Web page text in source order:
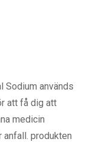
Sodium används
att få dig att
medicin
produkten